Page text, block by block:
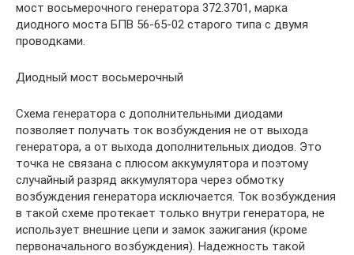
мост восьмерочного генератора 372.3701, марка
диодного моста БПВ 56-65-02 старого типа с двумя
проводками.
Диодный мост восьмерочный
Схема генератора с дополнительными диодами
позволяет получать ток возбуждения не от выхода
генератора, а от выхода дополнительных диодов. Это
точка не связана с плюсом аккумулятора и поэтому
случайный разряд аккумулятора через обмотку
возбуждения генератора исключается. Ток возбуждения
в такой схеме протекает только внутри генератора, не
использует внешние цепи и замок зажигания (кроме
первоначального возбуждения). Надежность такой